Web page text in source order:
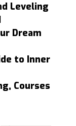
Leveling
Dream
to Inner
Courses